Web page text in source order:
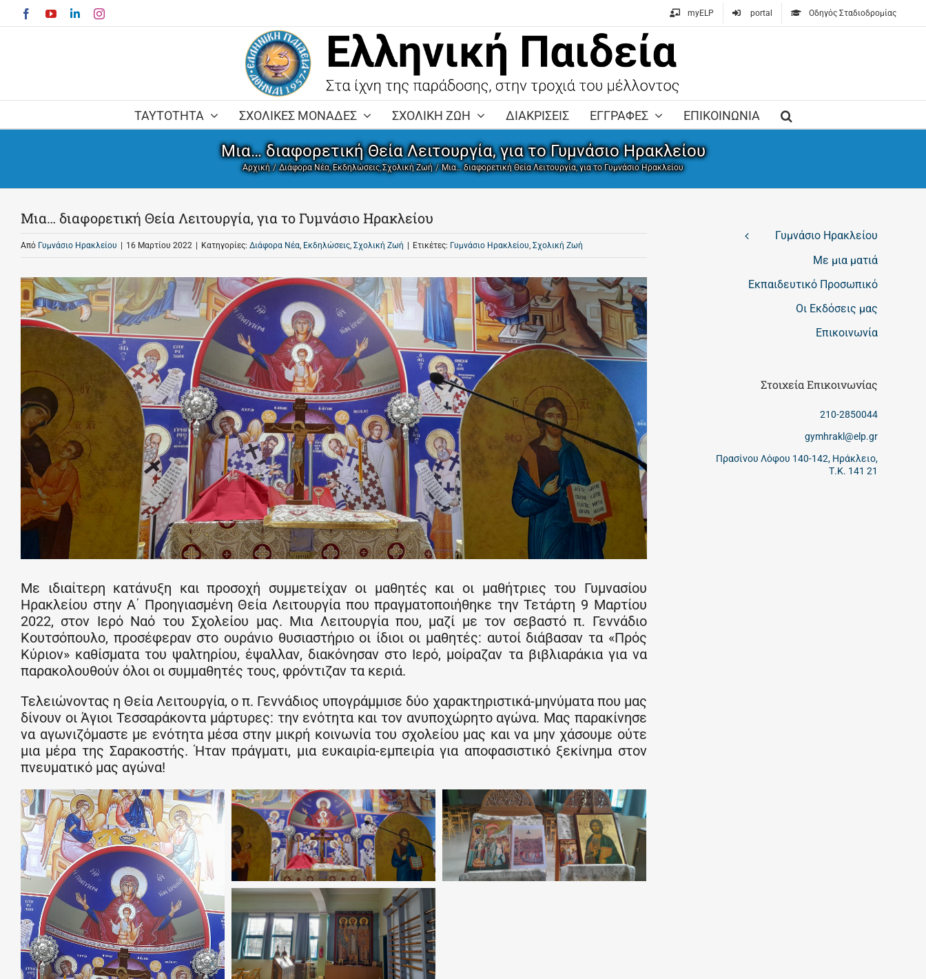
Skip
to
FacebookYouTubeLinkedInInstagram myELP portal Οδηγός Σταδιοδρομίας
ΤΑΥΤΟΤΗΤΑ ΣΧΟΛΙΚΕΣ ΜΟΝΑΔΕΣ ΣΧΟΛΙΚΗ ΖΩΗ ΔΙΑΚΡΙΣΕΙΣ ΕΓΓΡΑΦΕΣ ΕΠΙΚΟΙΝΩΝΙΑ
Μια… διαφορετική Θεία Λειτουργία, για το Γυμνάσιο Ηρακλείου
Αρχική Διάφορα Νέα Εκδηλώσεις Σχολική Ζωή Μια… διαφορετική Θεία Λειτουργία, για το Γυμνάσιο Ηρακλείου
Μια… διαφορετική Θεία Λειτουργία, για το Γυμνάσιο Ηρακλείου
Από Γυμνάσιο Ηρακλείου 16 Μαρτίου 2022 Κατηγορίες: Διάφορα Νέα, Εκδηλώσεις, Σχολική Ζωή Ετικέτες: Γυμνάσιο Ηρακλείου, Σχολική Ζωή
Με ιδιαίτερη κατάνυξη και προσοχή συμμετείχαν οι μαθητές και οι μαθήτριες του Γυμνασίου
Ηρακλείου στην Α΄ Προηγιασμένη Θεία Λειτουργία που πραγματοποιήθηκε την Τετάρτη 9 Μαρτίου
2022, στον Ιερό Ναό του Σχολείου μας. Μια Λειτουργία που, μαζί με τον σεβαστό π. Γεννάδιο
Κουτσόπουλο, προσέφεραν στο ουράνιο θυσιαστήριο οι ίδιοι οι μαθητές: αυτοί διάβασαν τα «Πρός
Κύριον» καθίσματα του ψαλτηρίου, έψαλλαν, διακόνησαν στο Ιερό, μοίραζαν τα βιβλιαράκια για να
παρακολουθούν όλοι οι συμμαθητές τους, φρόντιζαν τα κεριά.
Τελειώνοντας η Θεία Λειτουργία, ο π. Γεννάδιος υπογράμμισε δύο χαρακτηριστικά-μηνύματα που μας
δίνουν οι Άγιοι Τεσσαράκοντα μάρτυρες: την ενότητα και τον ανυποχώρητο αγώνα. Μας παρακίνησε
να αγωνιζόμαστε με ενότητα μέσα στην μικρή κοινωνία του σχολείου μας και να μην χάσουμε ούτε
μια μέρα της Σαρακοστής. Ήταν πράγματι, μια ευκαιρία-εμπειρία για αποφασιστικό ξεκίνημα στον
πνευματικό μας αγώνα!
Γυμνάσιο Ηρακλείου
Με μια ματιά
Εκπαιδευτικό Προσωπικό
Οι Εκδόσεις μας
Επικοινωνία
Στοιχεία Επικοινωνίας
210-2850044
gymhrakl@elp.gr
Πρασίνου Λόφου 140-142, Ηράκλειο,
Τ.Κ. 141 21